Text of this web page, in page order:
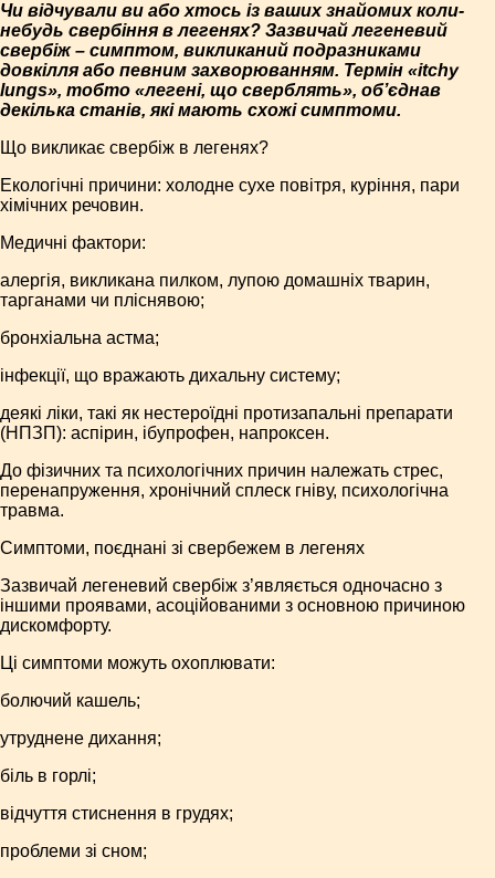
Чи відчували ви або хтось із ваших знайомих коли-
небудь свербіння в легенях? Зазвичай легеневий
свербіж – симптом, викликаний подразниками
довкілля або певним захворюванням. Термін «itchy
lungs», тобто «легені, що сверблять», об’єднав
декілька станів, які мають схожі симптоми.
Що викликає свербіж в легенях?
Екологічні причини: холодне сухе повітря, куріння, пари
хімічних речовин.
Медичні фактори:
алергія, викликана пилком, лупою домашніх тварин,
тарганами чи пліснявою;
бронхіальна астма;
інфекції, що вражають дихальну систему;
деякі ліки, такі як нестероїдні протизапальні препарати
(НПЗП): аспірин, ібупрофен, напроксен.
До фізичних та психологічних причин належать стрес,
перенапруження, хронічний сплеск гніву, психологічна
травма.
Симптоми, поєднані зі свербежем в легенях
Зазвичай легеневий свербіж з’являється одночасно з
іншими проявами, асоційованими з основною причиною
дискомфорту.
Ці симптоми можуть охоплювати:
болючий кашель;
утруднене дихання;
біль в горлі;
відчуття стиснення в грудях;
проблеми зі сном;